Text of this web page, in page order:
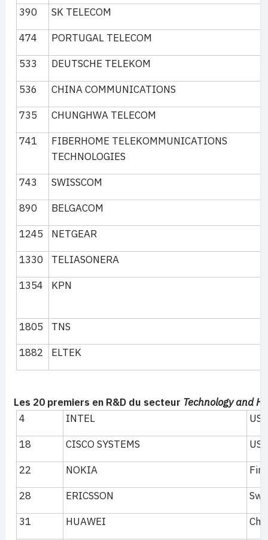
390
SK TELECOM
474
PORTUGAL TELECOM
533
DEUTSCHE TELEKOM
536
CHINA COMMUNICATIONS
735
CHUNGHWA TELECOM
741
FIBERHOME TELEKOMMUNICATIONS
TECHNOLOGIES
743
SWISSCOM
890
BELGACOM
1245
NETGEAR
1330
TELIASONERA
1354
KPN
1805
TNS
1882
ELTEK
Les 20 premiers en R&D du secteur Technology and
4
INTEL
18
CISCO SYSTEMS
22
NOKIA
28
ERICSSON
31
HUAWEI